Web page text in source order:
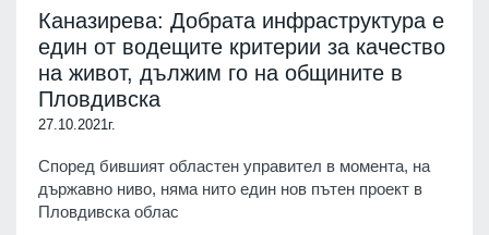
Каназирева: Добрата инфраструктура е
един от водещите критерии за качество
на живот, дължим го на общините в
Пловдивска
27.10.2021г.
Според бившият областен управител в момента, на
държавно ниво, няма нито един нов пътен проект в
Пловдивска облас